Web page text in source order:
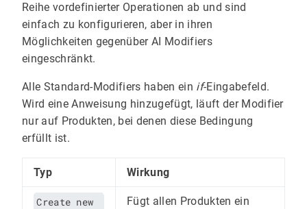
Reihe vordefinierter Operationen ab und sind
einfach zu konfigurieren, aber in ihren
Möglichkeiten gegenüber AI Modifiers
eingeschränkt.
Alle Standard-Modifiers haben ein if-Eingabefeld.
Wird eine Anweisung hinzugefügt, läuft der Modifier
nur auf Produkten, bei denen diese Bedingung
erfüllt ist.
Typ Wirkung
Create new
Fügt allen Produkten ein